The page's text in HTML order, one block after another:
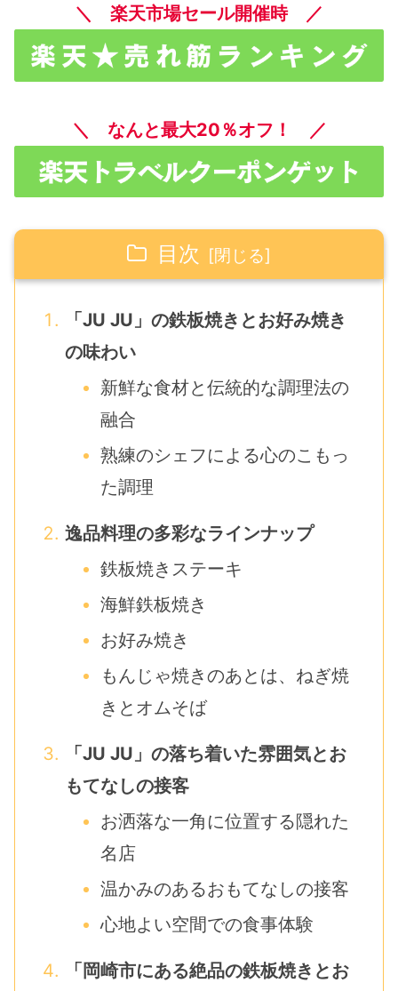
＼ 楽天市場セール開催時 ／
＼ なんと最大20％オフ！ ／
目次
「JU JU」の鉄板焼きとお好み焼き
の味わい
新鮮な食材と伝統的な調理法の
融合
熟練のシェフによる心のこもっ
た調理
逸品料理の多彩なラインナップ
鉄板焼きステーキ
海鮮鉄板焼き
お好み焼き
もんじゃ焼きのあとは、ねぎ焼
きとオムそば
「JU JU」の落ち着いた雰囲気とお
もてなしの接客
お洒落な一角に位置する隠れた
名店
温かみのあるおもてなしの接客
心地よい空間での食事体験
「岡崎市にある絶品の鉄板焼きとお